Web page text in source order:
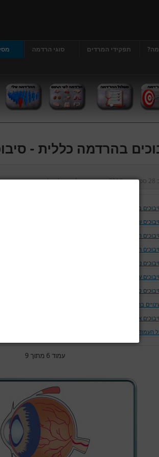
תפקידי המרדים סוגי הרדמה
בהרדמה כללית -
28 ספטמבר 2012 נכתב על ידידר' גרג'י יונתן כניסות:
בהרדמה כללית
של נתיב האויר ומערכת הנשימה
המודינמים
המאטולוגים
נוירולוגים ושריריים
עיניים
כליתיים
בחום הגוף
אחרים
העמודים
עמוד 6 מתוך 9